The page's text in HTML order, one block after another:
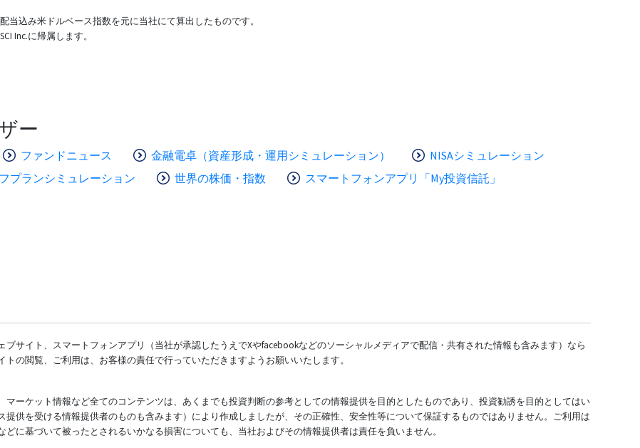
当込み米ドルベース指数を元に当社にて算出したものです。
Inc.に帰属します。
ー
ファンドニュース 金融電卓（資産形成・運用シミュレーション）
NISAシミュレーション
プランシミュレーション 世界の株価・指数 スマートフォンアプリ「My投資信託」
サイト、スマートフォンアプリ（当社が承認したうえでXやfacebookなどのソーシャルメディアで配信・共有された情報も含みます）なら
の閲覧、ご利用は、お客様の責任で行っていただきますようお願いいたします。
ーケット情報など全てのコンテンツは、あくまでも投資判断の参考としての情報提供を目的としたものであり、投資勧誘を目的としてはい
供を受ける情報提供者のものも含みます）により作成しましたが、その正確性、安全性等について保証するものではありません。ご利用は
に基づいて被ったとされるいかなる損害についても、当社およびその情報提供者は責任を負いません。